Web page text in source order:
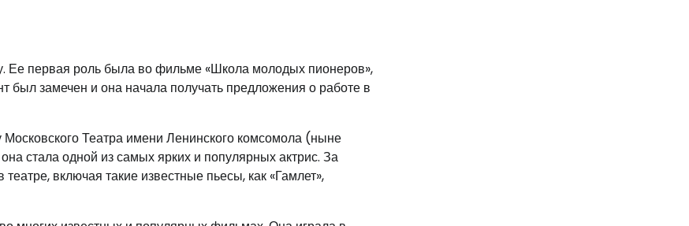
Ее первая роль была во фильме «Школа молодых пионеров»,
был замечен и она начала получать предложения о работе в
Московского Театра имени Ленинского комсомола (ныне
стала одной из самых ярких и популярных актрис. За
включая такие известные пьесы, как «Гамлет»,